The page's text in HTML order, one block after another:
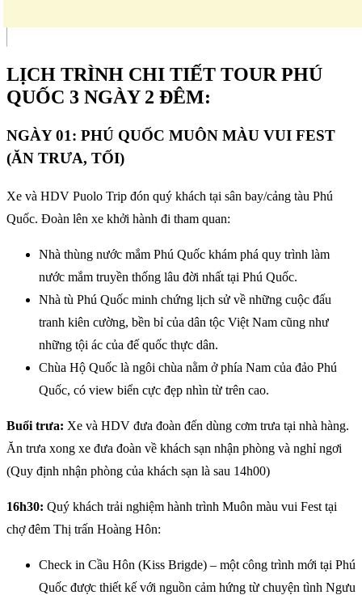
LỊCH TRÌNH CHI TIẾT TOUR PHÚ
QUỐC 3 NGÀY 2 ĐÊM:
NGÀY 01: PHÚ QUỐC MUÔN MÀU VUI FEST
(ĂN TRƯA, TỐI)
Xe và HDV Puolo Trip đón quý khách tại sân bay/cảng tàu Phú
Quốc. Đoàn lên xe khởi hành đi tham quan:
Nhà thùng nước mắm Phú Quốc khám phá quy trình làm
nước mắm truyền thống lâu đời nhất tại Phú Quốc.
Nhà tù Phú Quốc minh chứng lịch sử về những cuộc đấu
tranh kiên cường, bền bỉ của dân tộc Việt Nam cũng như
những tội ác của đế quốc thực dân.
Chùa Hộ Quốc là ngôi chùa nằm ở phía Nam của đảo Phú
Quốc, có view biển cực đẹp nhìn từ trên cao.
Buổi trưa: Xe và HDV đưa đoàn đến dùng cơm trưa tại nhà hàng.
Ăn trưa xong xe đưa đoàn về khách sạn nhận phòng và nghỉ ngơi
(Quy định nhận phòng của khách sạn là sau 14h00)
16h30: Quý khách trải nghiệm hành trình Muôn màu vui Fest tại
chợ đêm Thị trấn Hoàng Hôn:
Check in Cầu Hôn (Kiss Brigde) – một công trình mới tại Phú
Quốc được thiết kế với nguồn cảm hứng từ chuyện tình Ngưu